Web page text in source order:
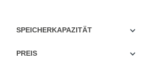
SPEICHERKAPAZITÄT
PREIS